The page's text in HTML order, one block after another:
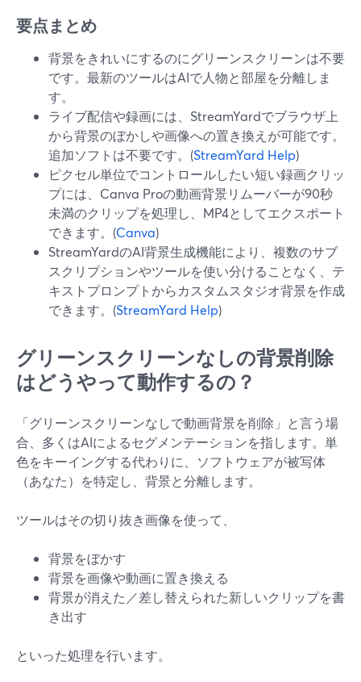
要点まとめ
背景をきれいにするのにグリーンスクリーンは不要
です。最新のツールはAIで人物と部屋を分離しま
す。
ライブ配信や録画には、StreamYardでブラウザ上
から背景のぼかしや画像への置き換えが可能です。
追加ソフトは不要です。(StreamYard Help)
ピクセル単位でコントロールしたい短い録画クリッ
プには、Canva Proの動画背景リムーバーが90秒
未満のクリップを処理し、MP4としてエクスポート
できます。(Canva)
StreamYardのAI背景生成機能により、複数のサブ
スクリプションやツールを使い分けることなく、テ
キストプロンプトからカスタムスタジオ背景を作成
できます。(StreamYard Help)
グリーンスクリーンなしの背景削除
はどうやって動作するの？
「グリーンスクリーンなしで動画背景を削除」と言う場
合、多くはAIによるセグメンテーションを指します。単
色をキーイングする代わりに、ソフトウェアが被写体
（あなた）を特定し、背景と分離します。
ツールはその切り抜き画像を使って、
背景をぼかす
背景を画像や動画に置き換える
背景が消えた／差し替えられた新しいクリップを書
き出す
といった処理を行います。